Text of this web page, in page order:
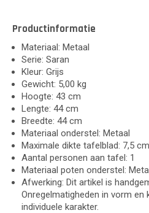
Productinformatie
Materiaal: Metaal
Serie: Saran
Kleur: Grijs
Gewicht: 5,00 kg
Hoogte: 43 cm
Lengte: 44 cm
Breedte: 44 cm
Materiaal onderstel: Metaal
Maximale dikte tafelblad: 7,5 cm
Aantal personen aan tafel: 1
Materiaal poten onderstel:
Afwerking: Dit artikel is
Onregelmatigheden in vorm en
individuele karakter.